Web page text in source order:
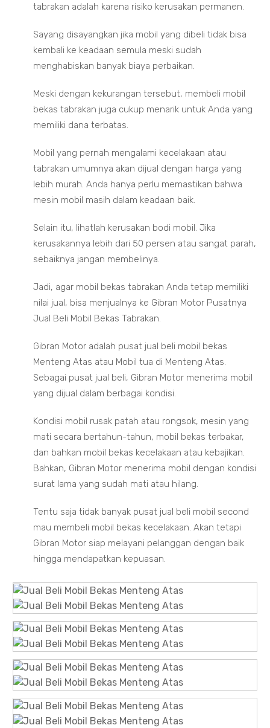
tabrakan adalah karena risiko kerusakan permanen.
Sayang disayangkan jika mobil yang dibeli tidak bisa
kembali ke keadaan semula meski sudah
menghabiskan banyak biaya perbaikan.
Meski dengan kekurangan tersebut, membeli mobil
bekas tabrakan juga cukup menarik untuk Anda yang
memiliki dana terbatas.
Mobil yang pernah mengalami kecelakaan atau
tabrakan umumnya akan dijual dengan harga yang
lebih murah. Anda hanya perlu memastikan bahwa
mesin mobil masih dalam keadaan baik.
Selain itu, lihatlah kerusakan bodi mobil. Jika
kerusakannya lebih dari 50 persen atau sangat parah,
sebaiknya jangan membelinya.
Jadi, agar mobil bekas tabrakan Anda tetap memiliki
nilai jual, bisa menjualnya ke Gibran Motor Pusatnya
Jual Beli Mobil Bekas Tabrakan.
Gibran Motor adalah pusat jual beli mobil bekas
Menteng Atas atau Mobil tua di Menteng Atas.
Sebagai pusat jual beli, Gibran Motor menerima mobil
yang dijual dalam berbagai kondisi.
Kondisi mobil rusak patah atau rongsok, mesin yang
mati secara bertahun-tahun, mobil bekas terbakar,
dan bahkan mobil bekas kecelakaan atau kebajikan.
Bahkan, Gibran Motor menerima mobil dengan kondisi
surat lama yang sudah mati atau hilang.
Tentu saja tidak banyak pusat jual beli mobil second
mau membeli mobil bekas kecelakaan. Akan tetapi
Gibran Motor siap melayani pelanggan dengan baik
hingga mendapatkan kepuasan.